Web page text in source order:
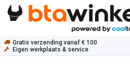
Overslaan naar inhoud
Gratis verzending vanaf € 100
Eigen werkplaats & service